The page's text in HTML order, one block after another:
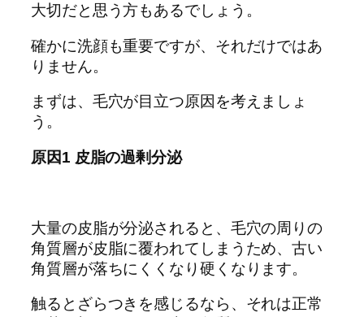
大切だと思う方もあるでしょう。
確かに洗顔も重要ですが、それだけではあ
りません。
まずは、毛穴が目立つ原因を考えましょ
う。
原因1 皮脂の過剰分泌
大量の皮脂が分泌されると、毛穴の周りの
角質層が皮脂に覆われてしまうため、古い
角質層が落ちにくくなり硬くなります。
触るとざらつきを感じるなら、それは正常